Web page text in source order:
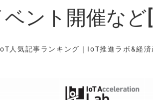
ント開催な
人気記事ランキング｜IoT推進ラボ&経